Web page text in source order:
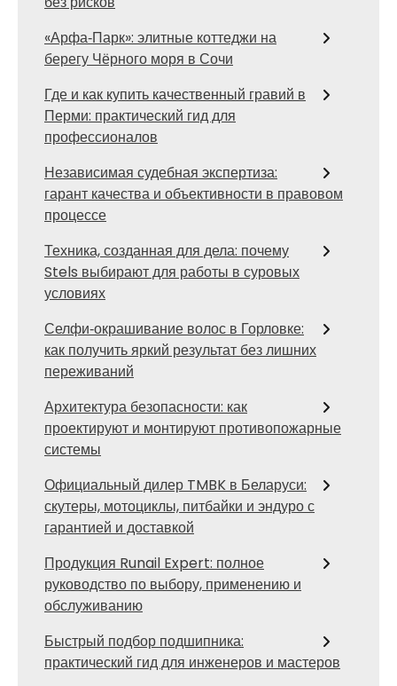
«Арфа‑Парк»: элитные коттеджи на
берегу Чёрного моря в Сочи
Где и как купить качественный гравий в
Перми: практический гид для
профессионалов
Независимая судебная экспертиза:
гарант качества и объективности в правовом
процессе
Техника, созданная для дела: почему
Stels выбирают для работы в суровых
условиях
Селфи‑окрашивание волос в Горловке:
как получить яркий результат без лишних
переживаний
Архитектура безопасности: как
проектируют и монтируют противопожарные
системы
Официальный дилер TMBK в Беларуси:
скутеры, мотоциклы, питбайки и эндуро с
гарантией и доставкой
Продукция Runail Expert: полное
руководство по выбору, применению и
обслуживанию
Быстрый подбор подшипника:
практический гид для инженеров и мастеров